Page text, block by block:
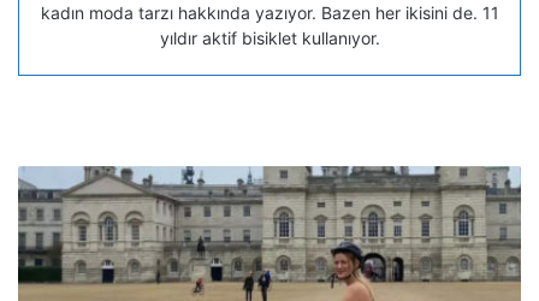
kadın moda tarzı hakkında yazıyor. Bazen her ikisini de. 11
yıldır aktif bisiklet kullanıyor.